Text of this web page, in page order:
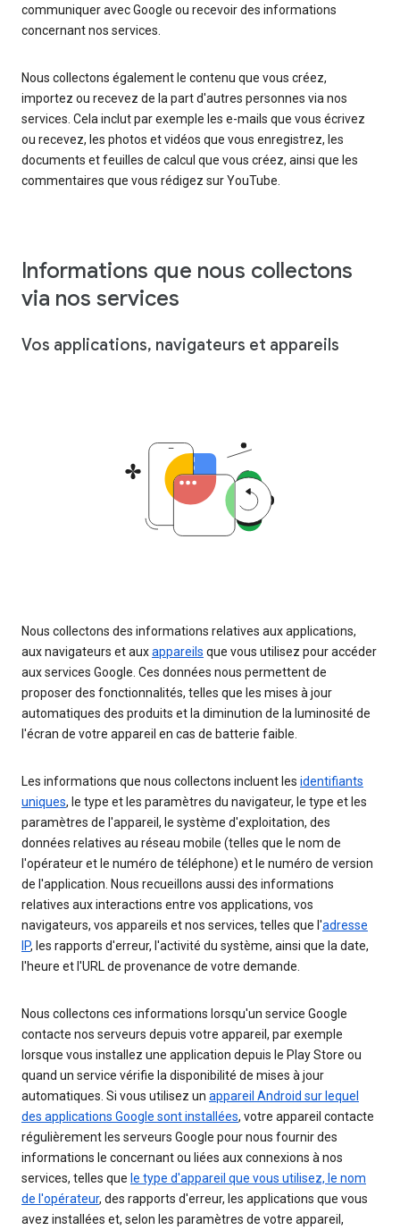
communiquer avec Google ou recevoir des informations
concernant nos services.
Nous collectons également le contenu que vous créez,
importez ou recevez de la part d'autres personnes via nos
services. Cela inclut par exemple les e-mails que vous écrivez
ou recevez, les photos et vidéos que vous enregistrez, les
documents et feuilles de calcul que vous créez, ainsi que les
commentaires que vous rédigez sur YouTube.
Informations que nous collectons
via nos services
Vos applications, navigateurs et appareils
Nous collectons des informations relatives aux applications,
aux navigateurs et auxappareils que vous utilisez pour accéder
aux services Google. Ces données nous permettent de
proposer des fonctionnalités, telles que les mises à jour
automatiques des produits et la diminution de la luminosité de
l'écran de votre appareil en cas de batterie faible.
Les informations que nous collectons incluent les identifiants
uniques, le type et les paramètres du navigateur, le type et les
paramètres de l'appareil, le système d'exploitation, des
données relatives au réseau mobile (telles que le nom de
l'opérateur et le numéro de téléphone) et le numéro de version
de l'application. Nous recueillons aussi des informations
relatives aux interactions entre vos applications, vos
navigateurs, vos appareils et nos services, telles que l'adresse
IP, les rapports d'erreur, l'activité du système, ainsi que la date,
l'heure et l'URL de provenance de votre demande.
Nous collectons ces informations lorsqu'un service Google
contacte nos serveurs depuis votre appareil, par exemple
lorsque vous installez une application depuis le Play Store ou
quand un service vérifie la disponibilité de mises à jour
automatiques. Si vous utilisez un appareil Android sur lequel
des applications Google sont installées, votre appareil contacte
régulièrement les serveurs Google pour nous fournir des
informations le concernant ou liées aux connexions à nos
services, telles que le type d'appareil que vous utilisez, le nom
de l'opérateur, des rapports d'erreur, les applications que vous
avez installées et, selon les paramètres de votre appareil,